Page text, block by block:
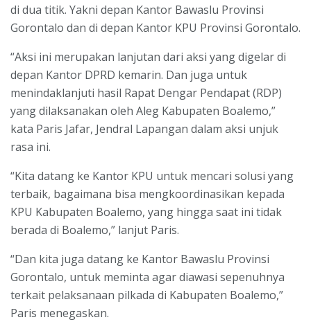
di dua titik. Yakni depan Kantor Bawaslu Provinsi
Gorontalo dan di depan Kantor KPU Provinsi Gorontalo.
“Aksi ini merupakan lanjutan dari aksi yang digelar di
depan Kantor DPRD kemarin. Dan juga untuk
menindaklanjuti hasil Rapat Dengar Pendapat (RDP)
yang dilaksanakan oleh Aleg Kabupaten Boalemo,”
kata Paris Jafar, Jendral Lapangan dalam aksi unjuk
rasa ini.
“Kita datang ke Kantor KPU untuk mencari solusi yang
terbaik, bagaimana bisa mengkoordinasikan kepada
KPU Kabupaten Boalemo, yang hingga saat ini tidak
berada di Boalemo,” lanjut Paris.
“Dan kita juga datang ke Kantor Bawaslu Provinsi
Gorontalo, untuk meminta agar diawasi sepenuhnya
terkait pelaksanaan pilkada di Kabupaten Boalemo,”
Paris menegaskan.